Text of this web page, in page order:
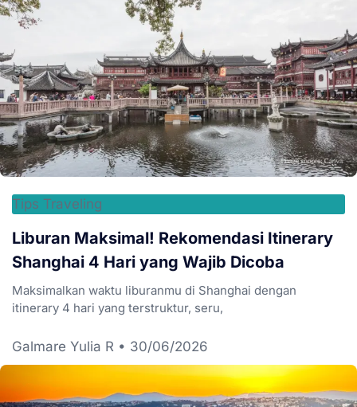
Tips Traveling
Liburan Maksimal! Rekomendasi Itinerary
Shanghai 4 Hari yang Wajib Dicoba
Maksimalkan waktu liburanmu di Shanghai dengan
itinerary 4 hari yang terstruktur, seru,
Galmare Yulia R 30/06/2026